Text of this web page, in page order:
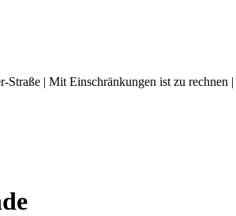
| Mit Einschränkungen ist zu rechnen |